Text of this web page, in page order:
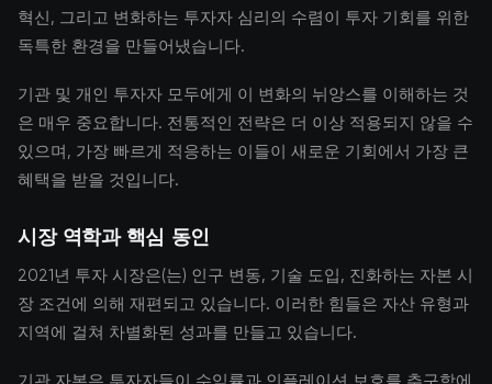
혁신, 그리고 변화하는 투자자 심리의 수렴이 투자 기회를 위한
독특한 환경을 만들어냈습니다.
기관 및 개인 투자자 모두에게 이 변화의 뉘앙스를 이해하는 것
은 매우 중요합니다. 전통적인 전략은 더 이상 적용되지 않을 수
있으며, 가장 빠르게 적응하는 이들이 새로운 기회에서 가장 큰
혜택을 받을 것입니다.
시장 역학과 핵심 동인
2021년 투자 시장은(는) 인구 변동, 기술 도입, 진화하는 자본 시
장 조건에 의해 재편되고 있습니다. 이러한 힘들은 자산 유형과
지역에 걸쳐 차별화된 성과를 만들고 있습니다.